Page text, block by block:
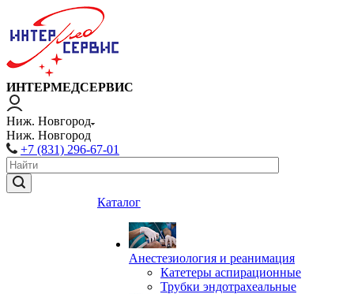
ИНТЕРМЕДСЕРВИС
Ниж. Новгород
Ниж. Новгород
+7 (831) 296-67-01
Каталог
Анестезиология и реанимация
Катетеры аспирационные
Трубки эндотрахеальные